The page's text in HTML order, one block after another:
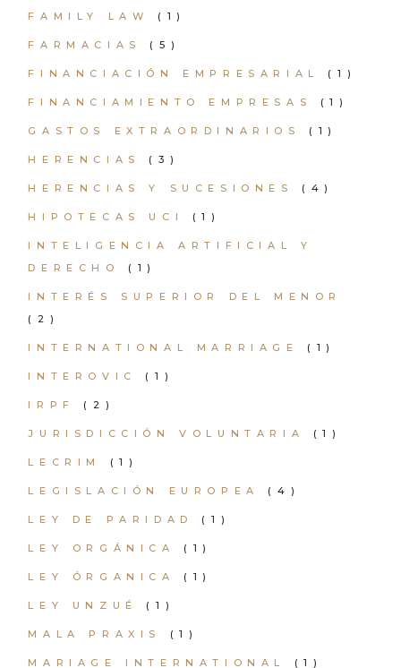
FAMILY LAW (1)
FARMACIAS (5)
FINANCIACIÓN EMPRESARIAL (1)
FINANCIAMIENTO EMPRESAS (1)
GASTOS EXTRAORDINARIOS (1)
HERENCIAS (3)
HERENCIAS Y SUCESIONES (4)
HIPOTECAS UCI (1)
INTELIGENCIA ARTIFICIAL Y
DERECHO
(1)
INTERÉS SUPERIOR DEL MENOR
(2)
INTERNATIONAL MARRIAGE (1)
INTEROVIC (1)
IRPF (2)
JURISDICCIÓN VOLUNTARIA (1)
LECRIM (1)
LEGISLACIÓN EUROPEA (4)
LEY DE PARIDAD (1)
LEY ORGÁNICA (1)
LEY ÓRGANICA (1)
LEY UNZUÉ (1)
MALA PRAXIS (1)
MARIAGE INTERNATIONAL (1)